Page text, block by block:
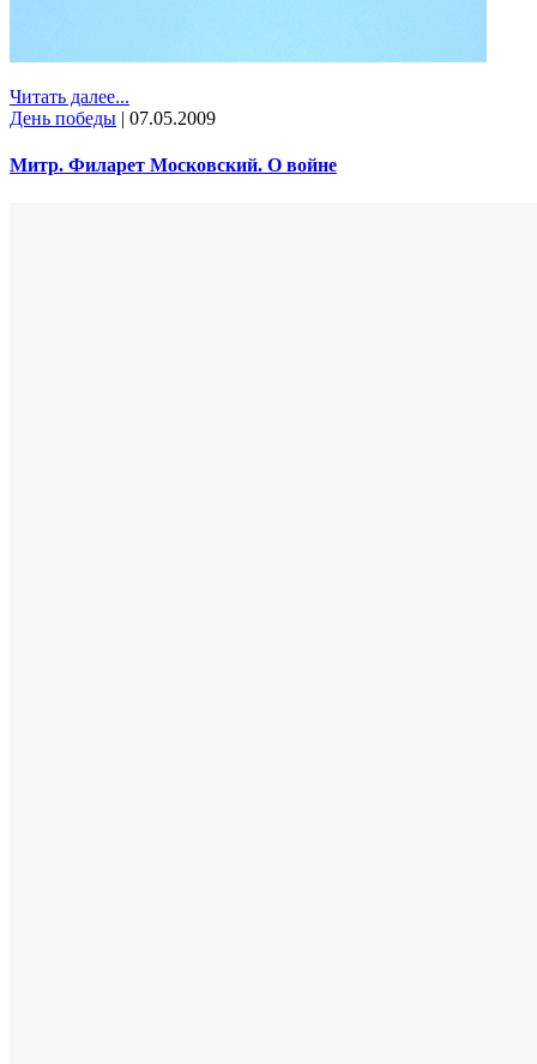
Читать далее...
День победы | 07.05.2009
Митр. Филарет Московский. О войне